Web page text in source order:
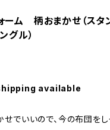
ーム 柄おまかせ（スタ
ル）
available
せでいいので、今の布団をし